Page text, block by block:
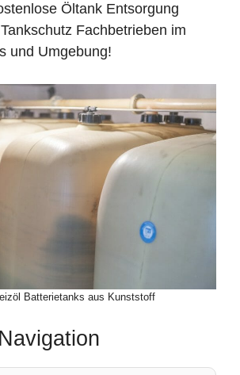
Öltank Entsorgung
Fachbetrieben im
und Umgebung!
Batterietanks aus Kunststoff